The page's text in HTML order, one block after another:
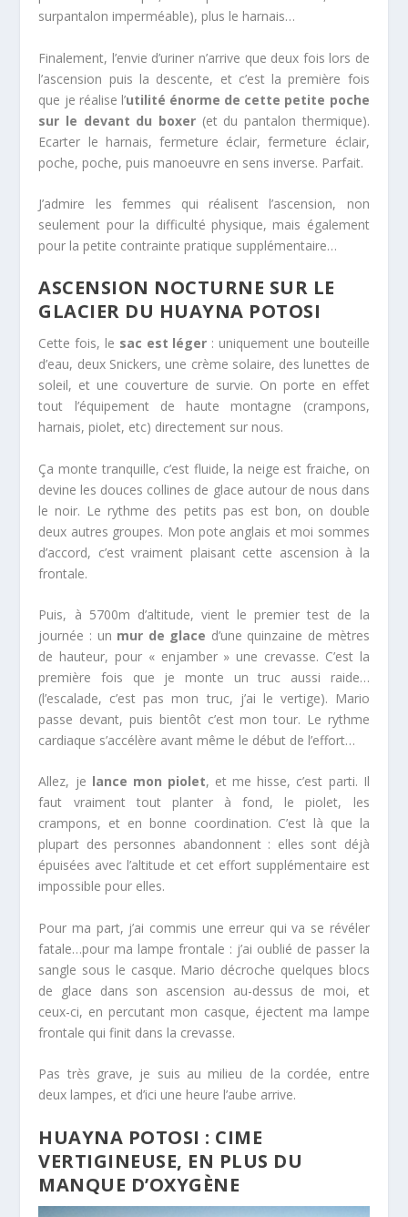
surpantalon imperméable), plus le harnais…
Finalement, l’envie d’uriner n’arrive que deux fois lors de
l’ascension puis la descente, et c’est la première fois
que je réalise l’utilité énorme de cette petite poche
sur le devant du boxer (et du pantalon thermique).
Ecarter le harnais, fermeture éclair, fermeture éclair,
poche, poche, puis manoeuvre en sens inverse. Parfait.
J’admire les femmes qui réalisent l’ascension, non
seulement pour la difficulté physique, mais également
pour la petite contrainte pratique supplémentaire…
ASCENSION NOCTURNE SUR LE
GLACIER DU HUAYNA POTOSI
Cette fois, le sac est léger : uniquement une bouteille
d’eau, deux Snickers, une crème solaire, des lunettes de
soleil, et une couverture de survie. On porte en effet
tout l’équipement de haute montagne (crampons,
harnais, piolet, etc) directement sur nous.
Ça monte tranquille, c’est fluide, la neige est fraiche, on
devine les douces collines de glace autour de nous dans
le noir. Le rythme des petits pas est bon, on double
deux autres groupes. Mon pote anglais et moi sommes
d’accord, c’est vraiment plaisant cette ascension à la
frontale.
Puis, à 5700m d’altitude, vient le premier test de la
journée : un mur de glace d’une quinzaine de mètres
de hauteur, pour « enjamber » une crevasse. C’est la
première fois que je monte un truc aussi raide…
(l’escalade, c’est pas mon truc, j’ai le vertige). Mario
passe devant, puis bientôt c’est mon tour. Le rythme
cardiaque s’accélère avant même le début de l’effort…
Allez, je lance mon piolet, et me hisse, c’est parti. Il
faut vraiment tout planter à fond, le piolet, les
crampons, et en bonne coordination. C’est là que la
plupart des personnes abandonnent : elles sont déjà
épuisées avec l’altitude et cet effort supplémentaire est
impossible pour elles.
Pour ma part, j’ai commis une erreur qui va se révéler
fatale…pour ma lampe frontale : j’ai oublié de passer la
sangle sous le casque. Mario décroche quelques blocs
de glace dans son ascension au-dessus de moi, et
ceux-ci, en percutant mon casque, éjectent ma lampe
frontale qui finit dans la crevasse.
Pas très grave, je suis au milieu de la cordée, entre
deux lampes, et d’ici une heure l’aube arrive.
HUAYNA POTOSI : CIME
VERTIGINEUSE, EN PLUS DU
MANQUE D’OXYGÈNE